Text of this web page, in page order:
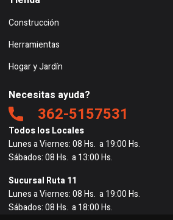
Construcción
Herramientas
Hogar y Jardín
Necesitas ayuda?
362-5157531
Todos los Locales
Lunes a Viernes: 08 Hs. a 19:00 Hs.
Sábados: 08 Hs. a 13:00 Hs.
Sucursal Ruta 11
Lunes a Viernes: 08 Hs. a 19:00 Hs.
Sábados: 08 Hs. a 18:00 Hs.